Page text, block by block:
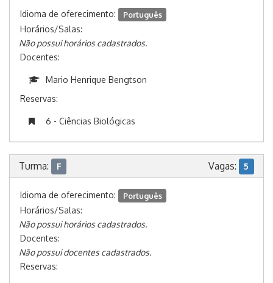
Idioma de oferecimento: Português
Horários/Salas:
Não possui horários cadastrados.
Docentes:
Mario Henrique Bengtson
Reservas:
6 - Ciências Biológicas
Turma: F Vagas: 5
Idioma de oferecimento: Português
Horários/Salas:
Não possui horários cadastrados.
Docentes:
Não possui docentes cadastrados.
Reservas: